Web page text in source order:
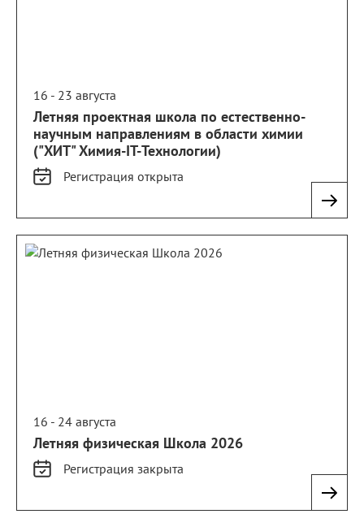
16 - 23 августа
Летняя проектная школа по естественно-
научным направлениям в области химии
("ХИТ" Химия-IT-Технологии)
Регистрация открыта
16 - 24 августа
Летняя физическая Школа 2026
Регистрация закрыта